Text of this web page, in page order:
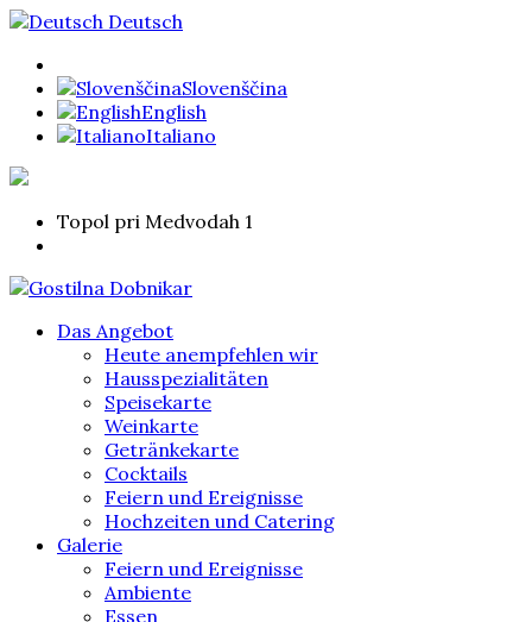
Deutsch
Slovenščina
English
Italiano
Topol pri Medvodah 1
Das Angebot
Heute anempfehlen wir
Hausspezialitäten
Speisekarte
Weinkarte
Getränkekarte
Cocktails
Feiern und Ereignisse
Hochzeiten und Catering
Galerie
Feiern und Ereignisse
Ambiente
Essen